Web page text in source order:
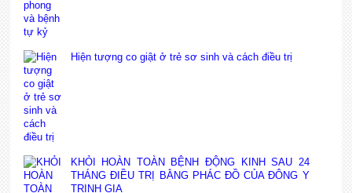
Hiện tượng co giật ở trẻ sơ sinh và cách điều trị
KHỎI HOÀN TOÀN BỆNH ĐỘNG KINH SAU 24
THÁNG ĐIỀU TRỊ BẰNG PHÁC ĐỒ CỦA ĐÔNG Y
TRỊNH GIA